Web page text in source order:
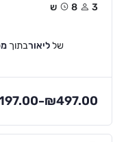
3 8ש
שלליאורבתוך
–₪497.00